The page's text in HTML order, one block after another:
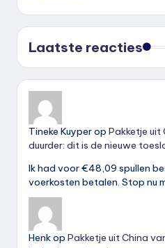
Laatste reacties
Tineke Kuyperop Pakketje
duurder: dit is de nieuwe
Ik had voor €48,09 spullen
voerkosten betalen. Stop nu
Henkop Pakketje uit China